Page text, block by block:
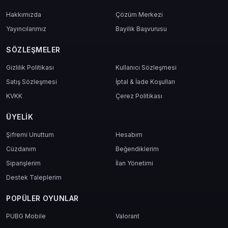
Karakter, ejderha ve ekipman skin’leriyle görünümünüzü kişiselleştirin.
PvP arenasında ya da guild savaşlarında da stil sahibi olun.
3. Görev Geçiş ve XP Hızlandırma
Zor görevlerde vakit kaybetme. XP hızlandırıcılar ve geçiş kartlarıyla
bölümleri hızlıca tamamlayın, level atlayın.
4. Etkinlik ve Turnuva Katılımı
Sezonluk turnuvalarda, günlük görev etkinliklerinde öncelikli katılım
sağlar. Kupon ve giriş haklarıyla içeriklere ulaşım garantilidir.
Dragon Trail 740 Elmas Kimler İçin
Hakkımızda
Çözüm Merkezi
Yayıncılarımız
Bayilik Başvurusu
SÖZLEŞMELER
Gizlilik Politikası
Kullanıcı Sözleşmesi
Satış Sözleşmesi
İptal & İade Koşulları
KVKK
Çerez Politikası
ÜYELIK
Şifremi Unuttum
Hesabım
Cüzdanım
Beğendiklerim
Siparişlerim
İlan Yönetimi
Destek Taleplerim
POPÜLER OYUNLAR
PUBG Mobile
Valorant